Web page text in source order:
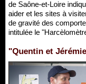
de Saône-et-Loire
aider et les sites à
de gravité des
intitulée le
"Quentin et